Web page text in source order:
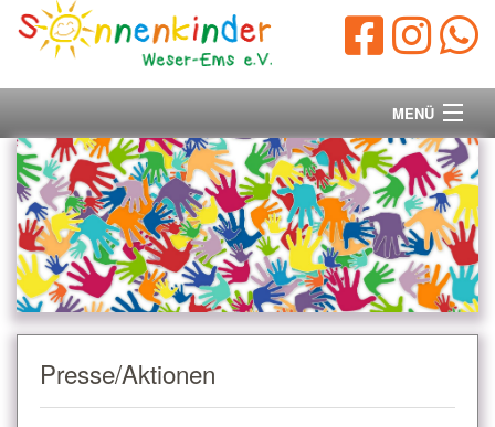
MENÜ
Startseite
Vorstand
Unsere Ziele
Ihre Spende
Presse/Aktionen